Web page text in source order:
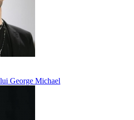
George Michael